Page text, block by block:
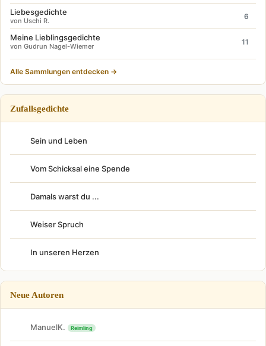
Liebesgedichte
von Uschi R.
6
Meine Lieblingsgedichte
von Gudrun Nagel-Wiemer
11
Alle Sammlungen entdecken →
Zufallsgedichte
Sein und Leben
Vom Schicksal eine Spende
Damals warst du ...
Weiser Spruch
In unseren Herzen
Neue Autoren
ManuelK. Reimling